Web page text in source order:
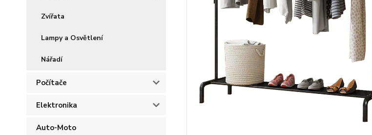
Zvířata
Lampy a Osvětlení
Nářadí
Počítače
Elektronika
Auto-Moto